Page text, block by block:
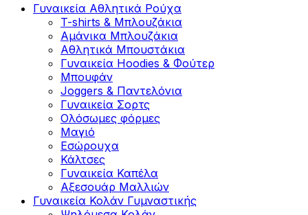
Γυναικεία Αθλητικά Ρούχα
T-shirts & Μπλουζάκια
Αμάνικα Μπλουζάκια
Aθλητικά Μπουστάκια
Γυναικεία Hoodies & Φούτερ
Μπουφάν
Joggers & Παντελόνια
Γυναικεία Σορτς
Ολόσωμες φόρμες
Μαγιό
Εσώρουχα
Κάλτσες
Γυναικεία Καπέλα
Αξεσουάρ Μαλλιών
Γυναικεία Κολάν Γυμναστικής